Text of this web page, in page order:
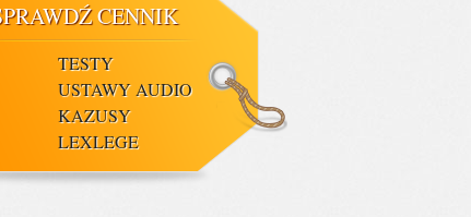
CENNIK
TESTY
USTAWY AUDIO
KAZUSY
LEXLEGE